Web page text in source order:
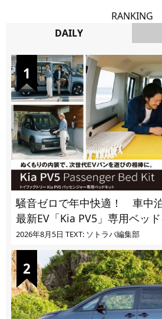
RANKING
DAILY
騒音ゼロで年中快適！ 車中
最新EV「Kia PV5」専用ベッ
2026年8月5日 TEXT: ソトラバ編集部